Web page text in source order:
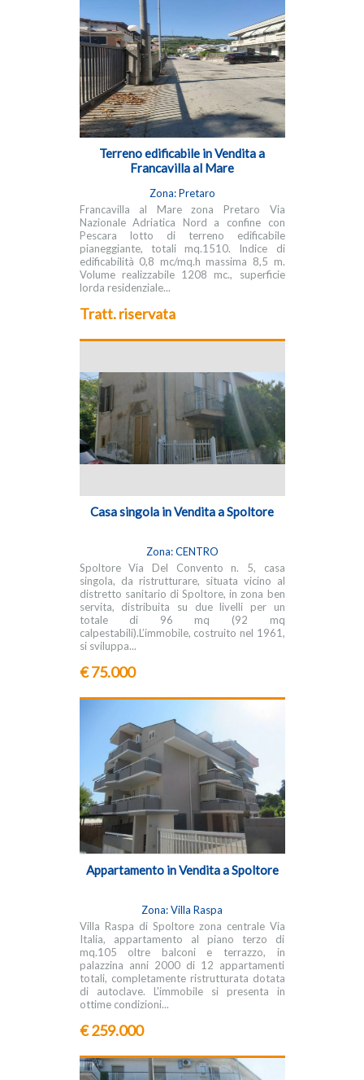
Terreno edificabile in Vendita a
Francavilla al Mare
Zona: Pretaro
Francavilla al Mare zona Pretaro Via
Nazionale Adriatica Nord a confine con
Pescara lotto di terreno edificabile
pianeggiante, totali mq.1510. Indice di
edificabilità 0,8 mc/mq.h massima 8,5 m.
Volume realizzabile 1208 mc., superficie
lorda residenziale...
Tratt. riservata
Casa singola in Vendita a Spoltore
Zona: CENTRO
Spoltore Via Del Convento n. 5, casa
singola, da ristrutturare, situata vicino al
distretto sanitario di Spoltore, in zona ben
servita, distribuita su due livelli per un
totale di 96 mq (92 mq
calpestabili).L’immobile, costruito nel 1961,
si sviluppa...
€ 75.000
Appartamento in Vendita a Spoltore
Zona: Villa Raspa
Villa Raspa di Spoltore zona centrale Via
Italia, appartamento al piano terzo di
mq.105 oltre balconi e terrazzo, in
palazzina anni 2000 di 12 appartamenti
totali, completamente ristrutturata dotata
di autoclave. L'immobile si presenta in
ottime condizioni...
€ 259.000